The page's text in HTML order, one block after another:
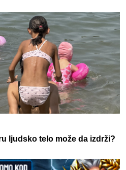
ljudsko telo može da izdrži?